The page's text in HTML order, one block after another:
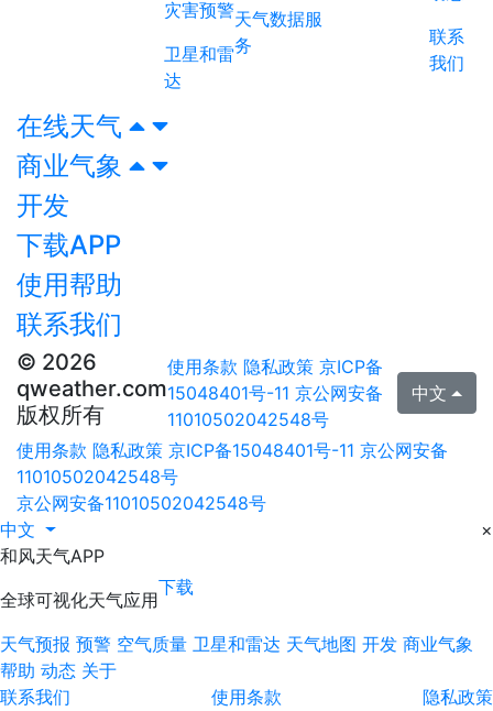
灾害预警
卫星和雷
达
天气数据服
务
联系
我们
在线天气
商业气象
开发
下载APP
使用帮助
联系我们
© 2026
qweather.com
版权所有
使用条款 隐私政策 京ICP备
15048401号-11 京公网安备
11010502042548号
中文
使用条款 隐私政策 京ICP备15048401号-11 京公网安备
11010502042548号
京公网安备11010502042548号
中文
×
和风天气APP
全球可视化天气应用
下载
天气预报 预警 空气质量 卫星和雷达 天气地图 开发 商业气象
帮助 动态 关于
联系我们
使用条款
隐私政策